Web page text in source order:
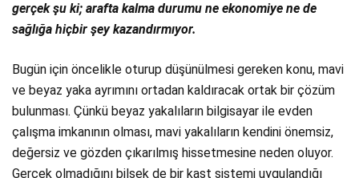
gerçek şu ki; arafta kalma durumu ne ekonomiye ne de
sağlığa hiçbir şey kazandırmıyor.
Bugün için öncelikle oturup düşünülmesi gereken konu, mavi
ve beyaz yaka ayrımını ortadan kaldıracak ortak bir çözüm
bulunması. Çünkü beyaz yakalıların bilgisayar ile evden
çalışma imkanının olması, mavi yakalıların kendini önemsiz,
değersiz ve gözden çıkarılmış hissetmesine neden oluyor.
Gerçek olmadığını bilsek de bir kast sistemi uygulandığı